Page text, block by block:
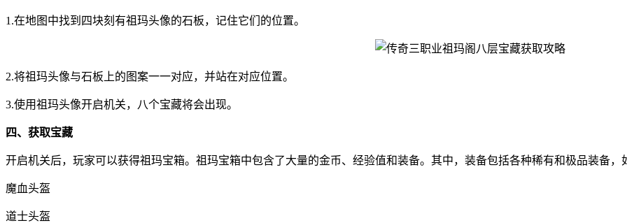
1.在地图中找到四块刻有祖玛头像的石板，记住它们的位置。
2.将祖玛头像与石板上的图案一一对应，并站在对应位置。
3.使用祖玛头像开启机关，八个宝藏将会出现。
四、获取宝藏
开启机关后，玩家可以获得祖玛宝箱。祖玛宝箱中包含了大量的金币、经验值和装备。其中，装备包括各种稀有和极品装备，
魔血头盔
道士头盔